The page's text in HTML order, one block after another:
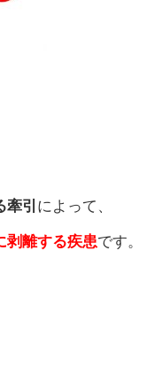
引 によって、
剥離する疾患です。